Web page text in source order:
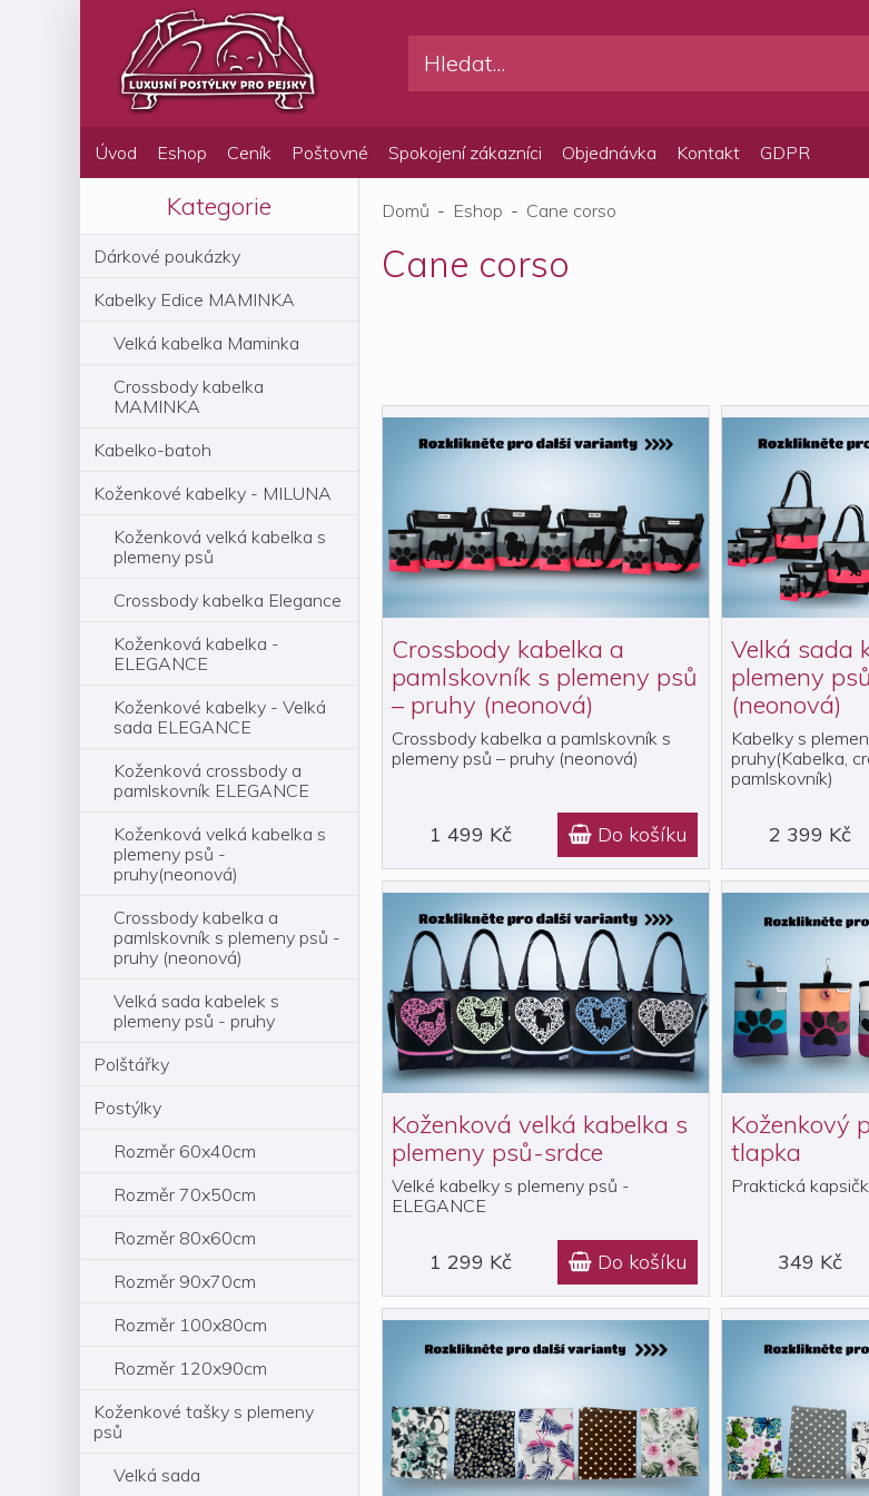
Úvod Eshop Ceník Poštovné Spokojení zákazníci Objednávka Kontakt GDPR
Kategorie
Dárkové poukázky
Kabelky Edice MAMINKA
Velká kabelka Maminka
Crossbody kabelka
MAMINKA
Kabelko-batoh
Koženkové kabelky - MILUNA
Koženková velká kabelka s
plemeny psů
Crossbody kabelka Elegance
Koženková kabelka -
ELEGANCE
Koženkové kabelky - Velká
sada ELEGANCE
Koženková crossbody a
pamlskovník ELEGANCE
Koženková velká kabelka s
plemeny psů -
pruhy(neonová)
Crossbody kabelka a
pamlskovník s plemeny psů -
pruhy (neonová)
Velká sada kabelek s
plemeny psů - pruhy
Polštářky
Postýlky
Rozměr 60x40cm
Rozměr 70x50cm
Rozměr 80x60cm
Rozměr 90x70cm
Rozměr 100x80cm
Rozměr 120x90cm
Koženkové tašky s plemeny
psů
Velká sada
Domů - Eshop - Cane corso
Cane corso
Crossbody kabelka a
pamlskovník s plemeny psů
– pruhy (neonová)
Crossbody kabelka a pamlskovník s
plemeny psů – pruhy (neonová)
1 499 Kč  Do košíku
Velká sada
plemeny
(neonová)
Kabelky s
pruhy(Kabelka,
pamlskovník)
2 399 Kč
Koženková velká kabelka s
plemeny psů-srdce
Velké kabelky s plemeny psů -
ELEGANCE
1 299 Kč  Do košíku
Koženkový
tlapka
Praktická
349 Kč